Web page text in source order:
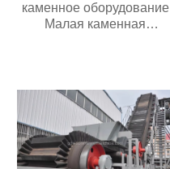
каменное оборудование
Малая каменная
дробилка